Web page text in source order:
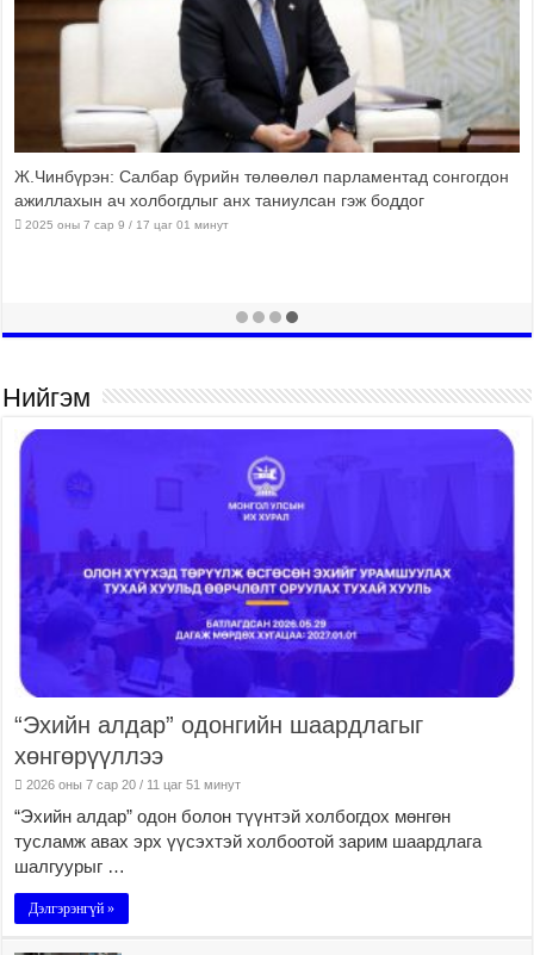
Ж.Чинбүрэн: Салбар бүрийн төлөөлөл парламентад сонгогдон
ажиллахын ач холбогдлыг анх таниулсан гэж боддог
2025 оны 7 сар 9 / 17 цаг 01 минут
Нийгэм
“Эхийн алдар” одонгийн шаардлагыг
хөнгөрүүллээ
2026 оны 7 сар 20 / 11 цаг 51 минут
“Эхийн алдар” одон болон түүнтэй холбогдох мөнгөн
тусламж авах эрх үүсэхтэй холбоотой зарим шаардлага
шалгуурыг …
Дэлгэрэнгүй »